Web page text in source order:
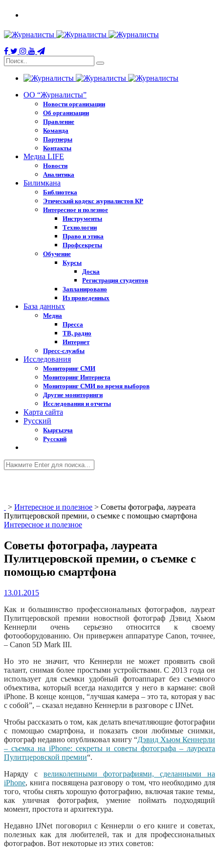
ОО “Журналисты”
Новости организации
Об организации
Правление
Команда
Партнеры
Контакты
Медиа LIFE
Новости
Аналитика
Билимкана
Библиотека
Этический кодекс журналистов КР
Интересное и полезное
Инструменты
Технологии
Право и этика
Профсекреты
Обучение
Курсы
Доска
Регистрация студентов
Запланировано
Из проведенных
База данных
Медиа
Пресса
ТВ, радио
Интернет
Пресс-службы
Исследования
Мониторинг СМИ
Мониторинг Интернета
Мониторинг СМИ во время выборов
Другие мониторинги
Исследования и отчеты
Карта сайта
Русский
Кыргызча
Русский
> Интересное и полезное > Советы фотографа, лауреата
Пулитцеровской премии, о съемке с помощью смартфона
Интересное и полезное
Советы фотографа, лауреата
Пулитцеровской премии, о съемке с
помощью смартфона
13.01.2015
Как и большинство профессиональных фотографов, лауреат
Пулитцеровской премии новостной фотограф Дэвид Хьюм
Кеннерли очень серьезно относится к своему
фотооборудованию. Он привержен аппаратуре Canon, точнее,
– Canon 5D Mark III.
Но это не значит, что Кеннерли не может проявить свой
талант, снимая более простыми устройствами. С 2013 года он
использует для съемки удобный фотоаппарат без съемного
объектива, который всегда находится у него в кармане: свой
iPhone. В конце концов, “лучшая камера – это та, которая у вас
с собой”, – сказал недавно Кеннерли в разговоре с IJNet.
Чтобы рассказать о том, как делать впечатляющие фотографии
с помощью смартфона, и показать свои любимые снимки,
фотограф недавно опубликовал книгу “Дэвид Хьюм Кеннерли
– съемка на iPhone: секреты и советы фотографа – лауреата
Пулитцеровской премии“.
Наряду с великолепными фотографиями, сделанными на
iPhone, книга посвящена разговору о том, что необходимо для
того, чтобы снять хорошую фотографию, включая такие темы,
как уличная фотография, умение поймать подходящий
момент, простота и архитектура.
Недавно IJNet поговорил с Кеннерли о его книге и советах,
полезных как для любителей, так и для профессиональных
фотографов. Вот некоторые из этих советов: